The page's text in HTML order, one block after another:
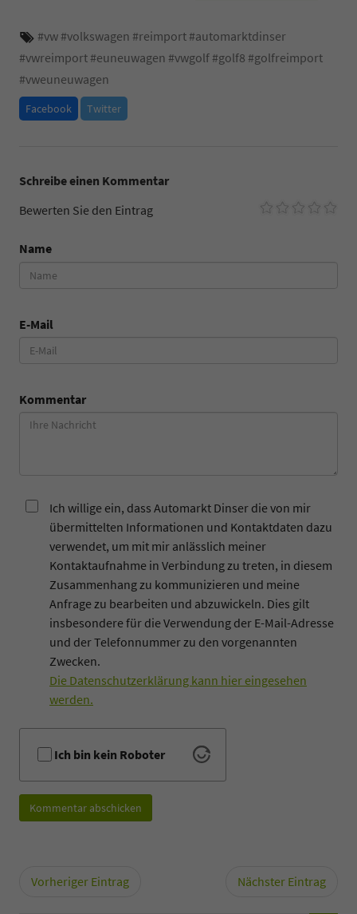
#vw#volkswagen #reimport#automarktdinser
#vwreimport#euneuwagen #vwgolf#golf8 #golfreimport
#vweuneuwagen
Facebook Twitter
Schreibe einen Kommentar
Bewerten Sie den Eintrag
Name
E-Mail
Kommentar
Ich willige ein, dass Automarkt Dinser die von mir
übermittelten Informationen und Kontaktdaten dazu
verwendet, um mit mir anlässlich meiner
Kontaktaufnahme in Verbindung zu treten, in diesem
Zusammenhang zu kommunizieren und meine
Anfrage zu bearbeiten und abzuwickeln. Dies gilt
insbesondere für die Verwendung der E-Mail-Adresse
und der Telefonnummer zu den vorgenannten
Zwecken.
Die Datenschutzerklärung kann hier eingesehen
werden.
Ich bin kein Roboter
Kommentar abschicken
Vorheriger Eintrag Nächster Eintrag